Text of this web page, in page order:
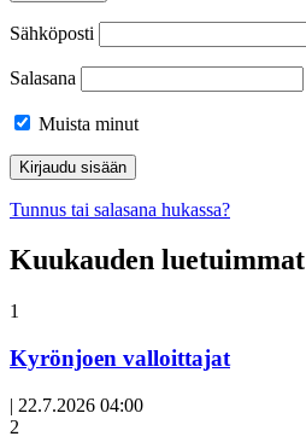
Sähköposti
Salasana
Muista minut
Tunnus tai salasana hukassa?
Kuukauden luetuimmat
1
Kyrönjoen valloittajat
| 22.7.2026 04:00
Avoin
2